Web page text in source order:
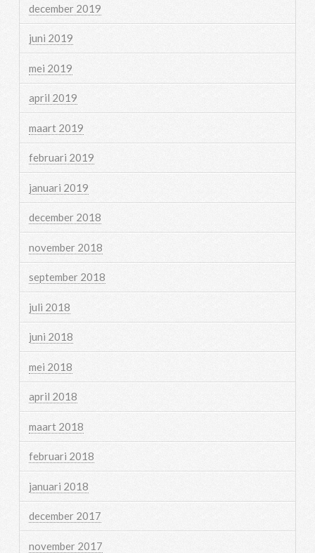
december 2019
juni 2019
mei 2019
april 2019
maart 2019
februari 2019
januari 2019
december 2018
november 2018
september 2018
juli 2018
juni 2018
mei 2018
april 2018
maart 2018
februari 2018
januari 2018
december 2017
november 2017